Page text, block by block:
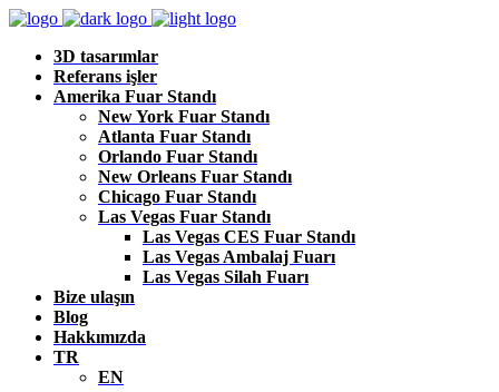
3D tasarımlar
Referans işler
Amerika Fuar Standı
New York Fuar Standı
Atlanta Fuar Standı
Orlando Fuar Standı
New Orleans Fuar Standı
Chicago Fuar Standı
Las Vegas Fuar Standı
Las Vegas CES Fuar Standı
Las Vegas Ambalaj Fuarı
Las Vegas Silah Fuarı
Bize ulaşın
Blog
Hakkımızda
TR
EN